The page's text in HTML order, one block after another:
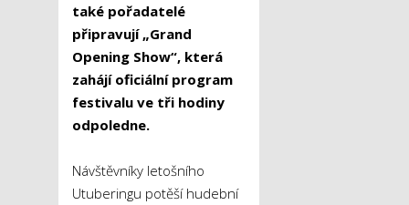
také pořadatelé
připravují „Grand
Opening Show“, která
zahájí oficiální program
festivalu ve tři hodiny
odpoledne.
Návštěvníky letošního
Utuberingu potěší hudební